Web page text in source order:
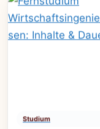
Studium